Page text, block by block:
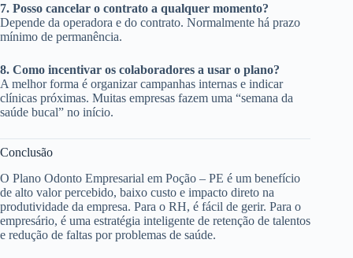
7. Posso cancelar o contrato a qualquer momento?
Depende da operadora e do contrato. Normalmente há prazo
mínimo de permanência.
8. Como incentivar os colaboradores a usar o plano?
A melhor forma é organizar campanhas internas e indicar
clínicas próximas. Muitas empresas fazem uma “semana da
saúde bucal” no início.
Conclusão
O Plano Odonto Empresarial em Poção – PE é um benefício
de alto valor percebido, baixo custo e impacto direto na
produtividade da empresa. Para o RH, é fácil de gerir. Para o
empresário, é uma estratégia inteligente de retenção de talentos
e redução de faltas por problemas de saúde.